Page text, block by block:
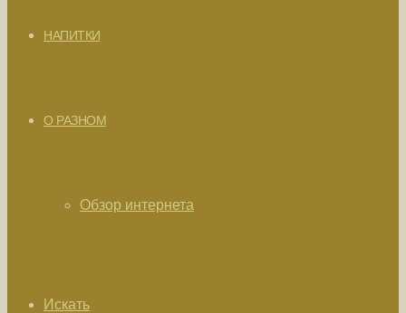
НАПИТКИ
О РАЗНОМ
Обзор интернета
Искать